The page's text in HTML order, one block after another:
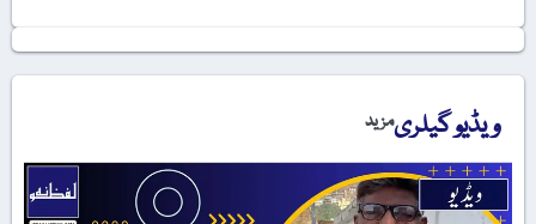
ویڈیو گیلریمزید